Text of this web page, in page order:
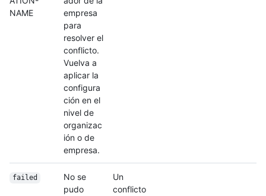
NAME
empresa
para
resolver el
conflicto.
Vuelva a
aplicar la
configura
ción en el
nivel de
organizac
ión o de
empresa.
failed
No se
pudo
Un
conflicto